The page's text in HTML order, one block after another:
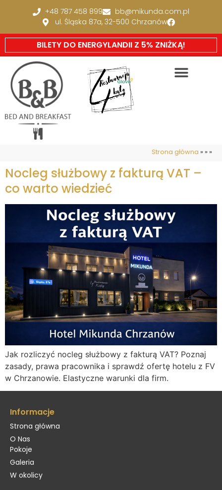
+48 787 458 899
bb@mikunda.com.pl
ul. Śląska 87a, 32-500 Chrzanów
BILETY DO ENERGYLANDII Z 5% ZNIŻKĄ!
Strona główna » » »
Nocleg służbowy z fakturą VAT –
co warto wiedzieć
Jak rozliczyć nocleg służbowy z fakturą VAT? Poznaj
zasady, prawa pracownika i sprawdź ofertę hotelu z FV
w Chrzanowie. Elastyczne warunki dla firm.
Informacje
Strona główna
O Nas
Pokoje
Galeria
W okolicy